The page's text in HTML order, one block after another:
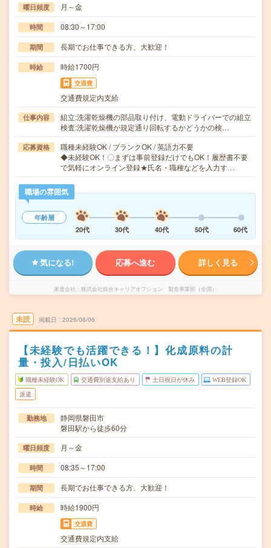
曜日頻度 月～金
時間 08:30～17:00
期間 長期でお仕事できる方、大歓迎！
時給 時給1700円
交通費
交通費規定内支給
仕事内容
組立:洗濯乾燥機の部品取り付け、電動ドライバーでの組立
検査:洗濯乾燥機が規定通り回転するかどうかの検…
応募資格
職種未経験OK / ブランクOK / 英語力不要
◆未経験OK！〇まずは事前登録だけでもOK！履歴書不要
で気軽にオンライン登録★氏名・職種などを入力す…
職場の雰囲気
年齢層
20代
30代 40代 50代 60代
気になる! 応募へ進む 詳しく見る
派遣会社 株式会社綜合キャリアオプション 製造事業部（全国）
未読 掲載日 2026/08/06
【未経験でも活躍できる！】化成原料の計
量・投入/日払いOK
職種未経験OK 交通費別途支給あり 土日祝日が休み WEB登録OK
派遣
勤務地
静岡県磐田市
磐田駅から徒歩60分
曜日頻度 月～金
時間 08:35～17:00
期間 長期でお仕事できる方、大歓迎！
時給 時給1900円
交通費
交通費規定内支給